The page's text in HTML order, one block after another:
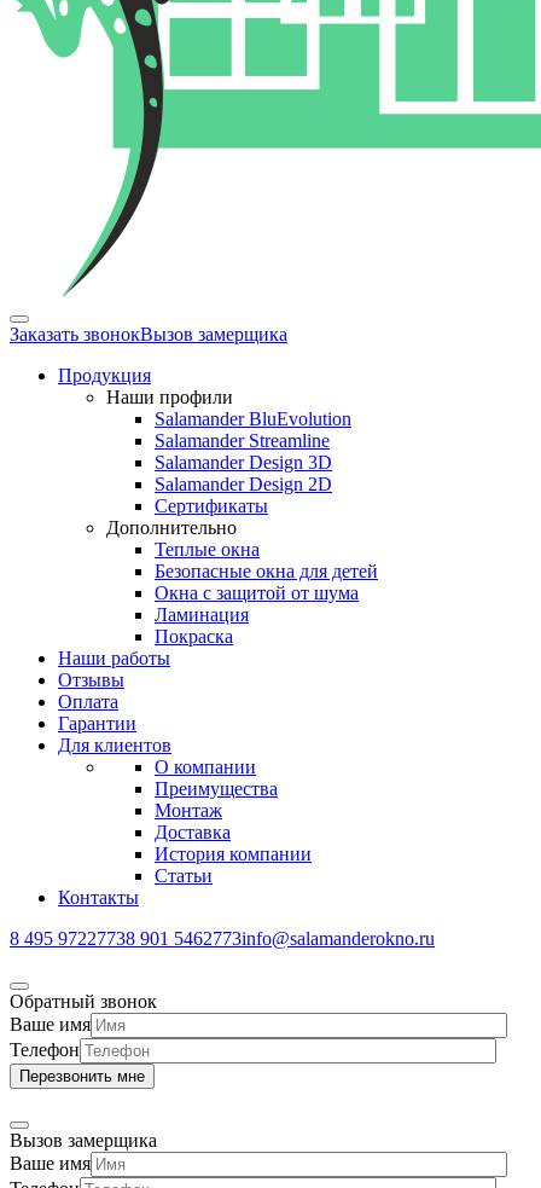
Заказать звонокВызов замерщика
Продукция
Наши профили
Salamander BluEvolution
Salamander Streamline
Salamander Design 3D
Salamander Design 2D
Сертификаты
Дополнительно
Теплые окна
Безопасные окна для детей
Окна с защитой от шума
Ламинация
Покраска
Наши работы
Отзывы
Оплата
Гарантии
Для клиентов
О компании
Преимущества
Монтаж
Доставка
История компании
Статьи
Контакты
8 495 97227738 901 5462773info@salamanderokno.ru
Обратный звонок
Ваше имя
Телефон
Вызов замерщика
Ваше имя